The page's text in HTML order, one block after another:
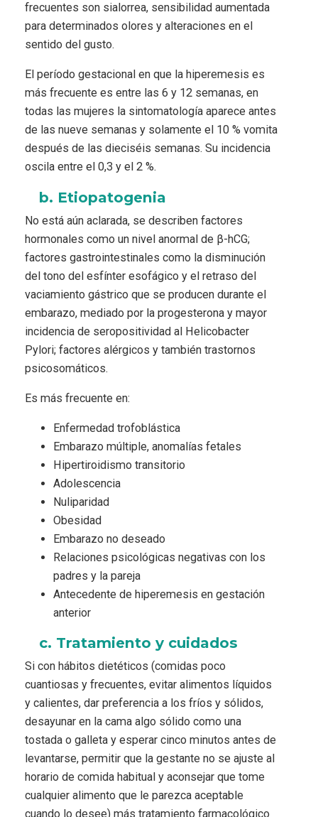
frecuentes son sialorrea, sensibilidad aumentada
para determinados olores y alteraciones en el
sentido del gusto.
El período gestacional en que la hiperemesis es
más frecuente es entre las 6 y 12 semanas, en
todas las mujeres la sintomatología aparece antes
de las nueve semanas y solamente el 10 % vomita
después de las dieciséis semanas. Su incidencia
oscila entre el 0,3 y el 2 %.
b. Etiopatogenia
No está aún aclarada, se describen factores
hormonales como un nivel anormal de β-hCG;
factores gastrointestinales como la disminución
del tono del esfínter esofágico y el retraso del
vaciamiento gástrico que se producen durante el
embarazo, mediado por la progesterona y mayor
incidencia de seropositividad al Helicobacter
Pylori; factores alérgicos y también trastornos
psicosomáticos.
Es más frecuente en:
Enfermedad trofoblástica
Embarazo múltiple, anomalías fetales
Hipertiroidismo transitorio
Adolescencia
Nuliparidad
Obesidad
Embarazo no deseado
Relaciones psicológicas negativas con los
padres y la pareja
Antecedente de hiperemesis en gestación
anterior
c. Tratamiento y cuidados
Si con hábitos dietéticos (comidas poco
cuantiosas y frecuentes, evitar alimentos líquidos
y calientes, dar preferencia a los fríos y sólidos,
desayunar en la cama algo sólido como una
tostada o galleta y esperar cinco minutos antes de
levantarse, permitir que la gestante no se ajuste al
horario de comida habitual y aconsejar que tome
cualquier alimento que le parezca aceptable
cuando lo desee) más tratamiento farmacológico